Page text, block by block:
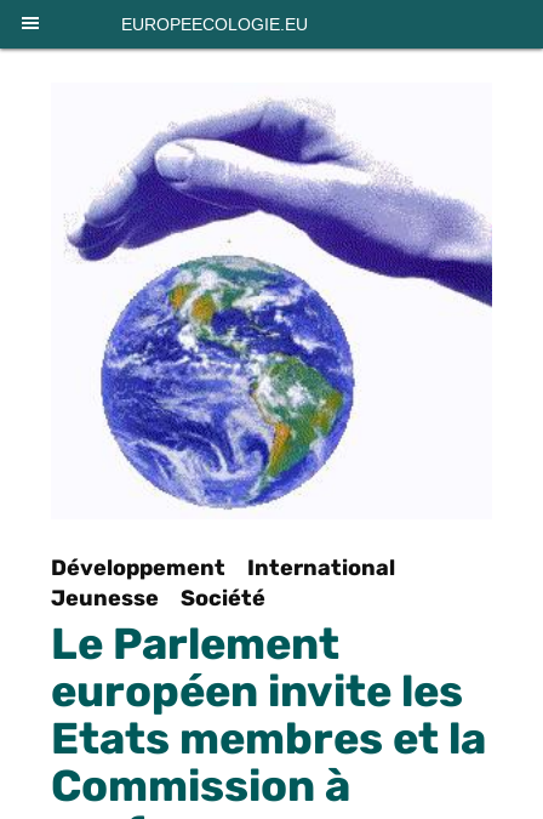
EUROPEECOLOGIE.EU
Développement
International
Jeunesse
Société
Le Parlement
européen invite les
Etats membres et la
Commission à